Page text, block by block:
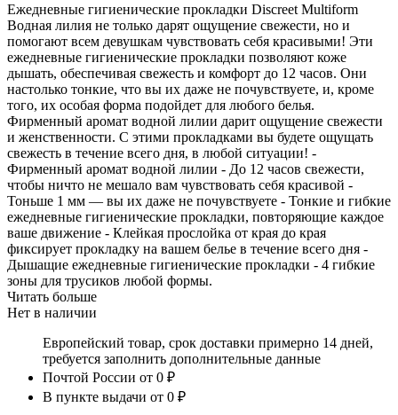
Ежедневные гигиенические прокладки Discreet Multiform
Водная лилия не только дарят ощущение свежести, но и
помогают всем девушкам чувствовать себя красивыми! Эти
ежедневные гигиенические прокладки позволяют коже
дышать, обеспечивая свежесть и комфорт до 12 часов. Они
настолько тонкие, что вы их даже не почувствуете, и, кроме
того, их особая форма подойдет для любого белья.
Фирменный аромат водной лилии дарит ощущение свежести
и женственности. С этими прокладками вы будете ощущать
свежесть в течение всего дня, в любой ситуации! -
Фирменный аромат водной лилии - До 12 часов свежести,
чтобы ничто не мешало вам чувствовать себя красивой -
Тоньше 1 мм — вы их даже не почувствуете - Тонкие и гибкие
ежедневные гигиенические прокладки, повторяющие каждое
ваше движение - Клейкая прослойка от края до края
фиксирует прокладку на вашем белье в течение всего дня -
Дышащие ежедневные гигиенические прокладки - 4 гибкие
зоны для трусиков любой формы.
Читать больше
Нет в наличии
Европейский товар, срок доставки примерно 14 дней,
требуется заполнить дополнительные данные
Почтой России от 0 ₽
В пункте выдачи от 0 ₽